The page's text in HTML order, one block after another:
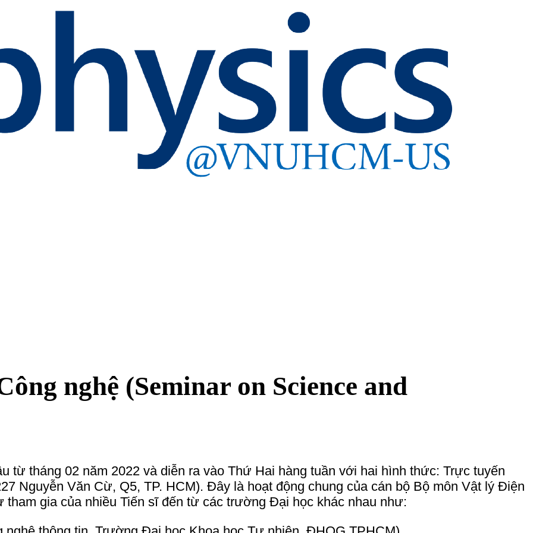
on Science and
và diễn ra vào Thứ Hai hàng tuần với hai hình thức: Trực tuyến
TP. HCM). Đây là hoạt động chung của cán bộ Bộ môn Vật lý Điện
Đại học Khoa học Tự nhiên, ĐHQG TPHCM)